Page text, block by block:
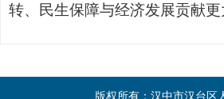
转、民生保障与经济发展贡献更
版权所有：汉中市汉台区